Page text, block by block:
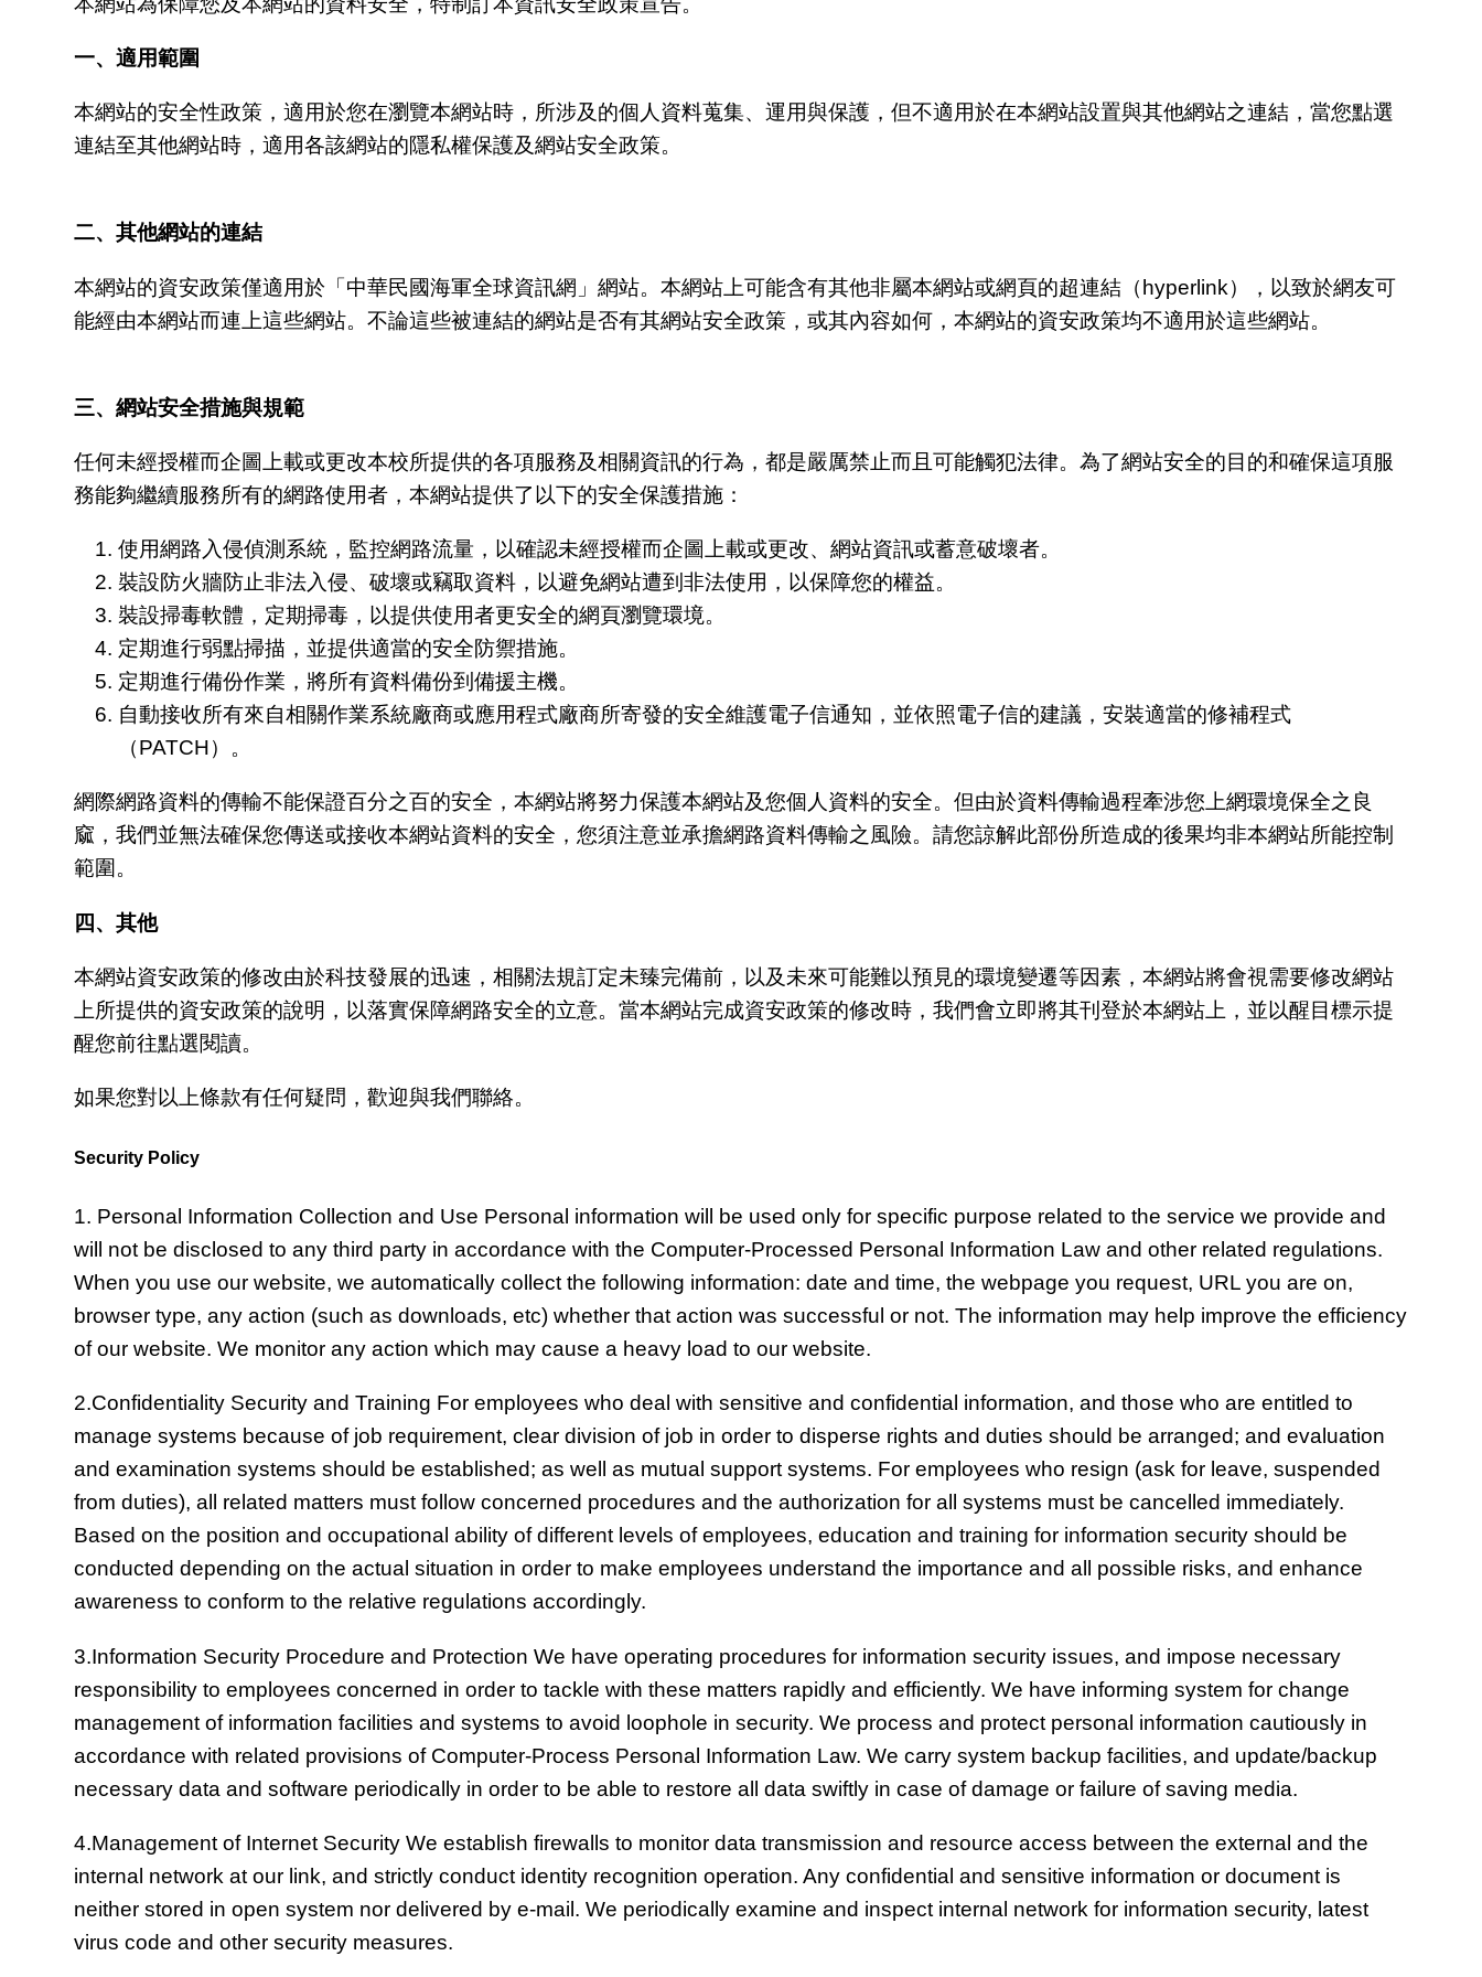
一、適用範圍
本網站的安全性政策，適用於您在瀏覽本網站時，所涉及的個人資料蒐集、運用與保護，但不適用於在本網站設置與其他網站之連結，當您點選
連結至其他網站時，適用各該網站的隱私權保護及網站安全政策。
二、其他網站的連結
本網站的資安政策僅適用於「中華民國海軍全球資訊網」網站。本網站上可能含有其他非屬本網站或網頁的超連結（hyperlink），以致於網友可
能經由本網站而連上這些網站。不論這些被連結的網站是否有其網站安全政策，或其內容如何，本網站的資安政策均不適用於這些網站。
三、網站安全措施與規範
任何未經授權而企圖上載或更改本校所提供的各項服務及相關資訊的行為，都是嚴厲禁止而且可能觸犯法律。為了網站安全的目的和確保這項服
務能夠繼續服務所有的網路使用者，本網站提供了以下的安全保護措施：
使用網路入侵偵測系統，監控網路流量，以確認未經授權而企圖上載或更改、網站資訊或蓄意破壞者。
裝設防火牆防止非法入侵、破壞或竊取資料，以避免網站遭到非法使用，以保障您的權益。
裝設掃毒軟體，定期掃毒，以提供使用者更安全的網頁瀏覽環境。
定期進行弱點掃描，並提供適當的安全防禦措施。
定期進行備份作業，將所有資料備份到備援主機。
自動接收所有來自相關作業系統廠商或應用程式廠商所寄發的安全維護電子信通知，並依照電子信的建議，安裝適當的修補程式
（PATCH）。
網際網路資料的傳輸不能保證百分之百的安全，本網站將努力保護本網站及您個人資料的安全。但由於資料傳輸過程牽涉您上網環境保全之良
窳，我們並無法確保您傳送或接收本網站資料的安全，您須注意並承擔網路資料傳輸之風險。請您諒解此部份所造成的後果均非本網站所能控制
範圍。
四、其他
本網站資安政策的修改由於科技發展的迅速，相關法規訂定未臻完備前，以及未來可能難以預見的環境變遷等因素，本網站將會視需要修改網站
上所提供的資安政策的說明，以落實保障網路安全的立意。當本網站完成資安政策的修改時，我們會立即將其刊登於本網站上，並以醒目標示提
醒您前往點選閱讀。
如果您對以上條款有任何疑問，歡迎與我們聯絡。
Security Policy
1. Personal Information Collection and Use Personal information will be used only for specific purpose related to the service we provide and
will not be disclosed to any third party in accordance with the Computer-Processed Personal Information Law and other related regulations.
When you use our website, we automatically collect the following information: date and time, the webpage you request, URL you are on,
browser type, any action (such as downloads, etc) whether that action was successful or not. The information may help improve the efficiency
of our website. We monitor any action which may cause a heavy load to our website.
2.Confidentiality Security and Training For employees who deal with sensitive and confidential information, and those who are entitled to
manage systems because of job requirement, clear division of job in order to disperse rights and duties should be arranged; and evaluation
and examination systems should be established; as well as mutual support systems. For employees who resign (ask for leave, suspended
from duties), all related matters must follow concerned procedures and the authorization for all systems must be cancelled immediately.
Based on the position and occupational ability of different levels of employees, education and training for information security should be
conducted depending on the actual situation in order to make employees understand the importance and all possible risks, and enhance
awareness to conform to the relative regulations accordingly.
3.Information Security Procedure and Protection We have operating procedures for information security issues, and impose necessary
responsibility to employees concerned in order to tackle with these matters rapidly and efficiently. We have informing system for change
management of information facilities and systems to avoid loophole in security. We process and protect personal information cautiously in
accordance with related provisions of Computer-Process Personal Information Law. We carry system backup facilities, and update/backup
necessary data and software periodically in order to be able to restore all data swiftly in case of damage or failure of saving media.
4.Management of Internet Security We establish firewalls to monitor data transmission and resource access between the external and the
internal network at our link, and strictly conduct identity recognition operation. Any confidential and sensitive information or document is
neither stored in open system nor delivered by e-mail. We periodically examine and inspect internal network for information security, latest
virus code and other security measures.